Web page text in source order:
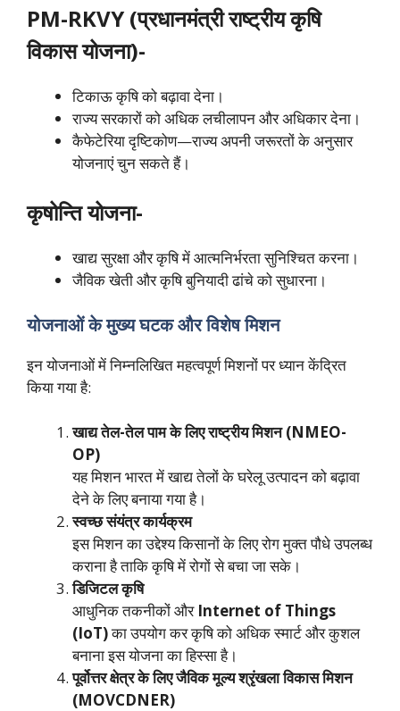
PM-RKVY (प्रधानमंत्री राष्ट्रीय कृषि
विकास योजना)-
टिकाऊ कृषि को बढ़ावा देना।
राज्य सरकारों को अधिक लचीलापन और अधिकार देना।
कैफेटेरिया दृष्टिकोण—राज्य अपनी जरूरतों के अनुसार
योजनाएं चुन सकते हैं।
कृषोन्ति योजना-
खाद्य सुरक्षा और कृषि में आत्मनिर्भरता सुनिश्चित करना।
जैविक खेती और कृषि बुनियादी ढांचे को सुधारना।
योजनाओं के मुख्य घटक और विशेष मिशन
इन योजनाओं में निम्नलिखित महत्वपूर्ण मिशनों पर ध्यान केंद्रित
किया गया है:
खाद्य तेल-तेल पाम के लिए राष्ट्रीय मिशन (NMEO-
OP)
यह मिशन भारत में खाद्य तेलों के घरेलू उत्पादन को बढ़ावा
देने के लिए बनाया गया है।
स्वच्छ संयंत्र कार्यक्रम
इस मिशन का उद्देश्य किसानों के लिए रोग मुक्त पौधे उपलब्ध
कराना है ताकि कृषि में रोगों से बचा जा सके।
डिजिटल कृषि
आधुनिक तकनीकों और Internet of Things
(IoT)का उपयोग कर कृषि को अधिक स्मार्ट और कुशल
बनाना इस योजना का हिस्सा है।
पूर्वोत्तर क्षेत्र के लिए जैविक मूल्य श्रृंखला विकास मिशन
(MOVCDNER)